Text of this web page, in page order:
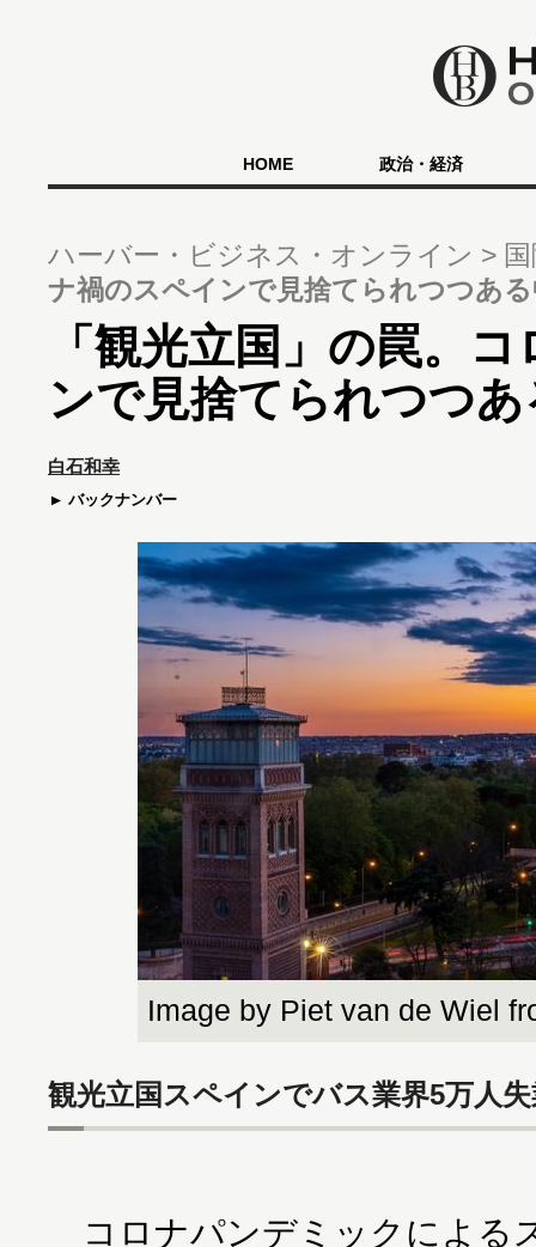
HOME 政治・経済
ハーバー・ビジネス・オンライン
ナ禍のスペインで見捨てられつつあ
「観光立国」の罠。
ンで見捨てられつつ
白石和幸
バックナンバー
Image by Piet van de Wiel
観光立国スペインでバス業界5万人
コロナパンデミックによる